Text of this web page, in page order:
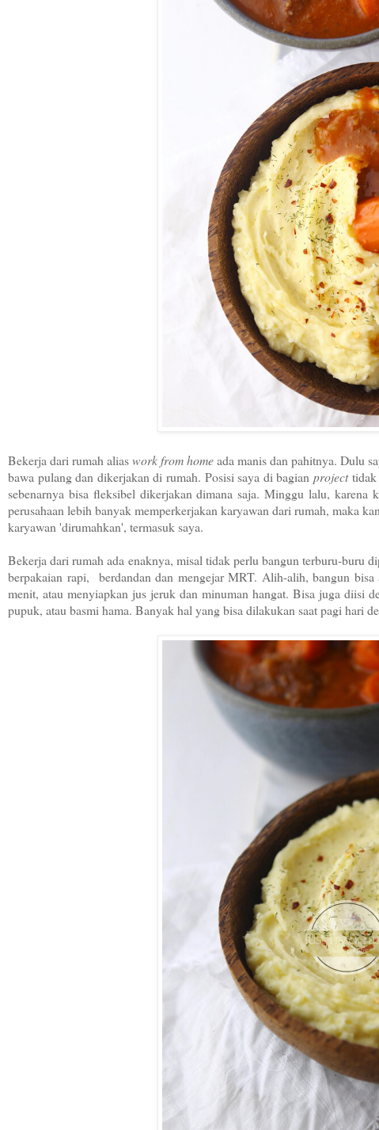
Bekerja dari rumah aliaswork from homeada manis dan pahitnya. Dulu
bawa pulang dan dikerjakan di rumah. Posisi saya di bagian project
sebenarnya bisa fleksibel dikerjakan dimana saja. Minggu lalu,
perusahaan lebih banyak memperkerjakan karyawan dari rumah, maka
karyawan 'dirumahkan', termasuk saya.
Bekerja dari rumah ada enaknya, misal tidak perlu bangun terburu-buru
berpakaian rapi, berdandan dan mengejar MRT. Alih-alih, bangun
menit, atau menyiapkan jus jeruk dan minuman hangat. Bisa juga diisi
pupuk, atau basmi hama. Banyak hal yang bisa dilakukan saat pagi hari